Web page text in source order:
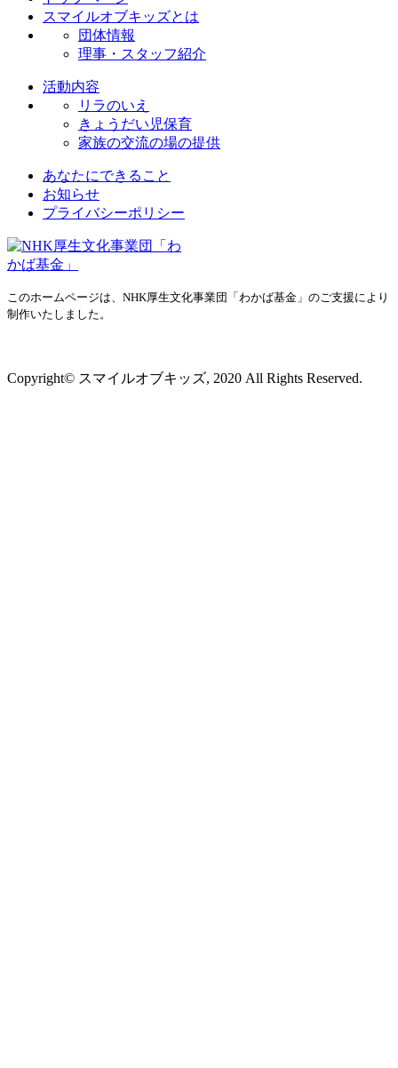
スマイルオブキッズとは
団体情報
理事・スタッフ紹介
活動内容
リラのいえ
きょうだい児保育
家族の交流の場の提供
あなたにできること
お知らせ
プライバシーポリシー
このホームページは、NHK厚生文化事業団「わかば基金」のご支援により
制作いたしました。
Copyright© スマイルオブキッズ, 2020 All Rights Reserved.